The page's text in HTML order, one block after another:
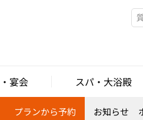
宴会 スパ・大浴殿
プランから予約 お知らせ